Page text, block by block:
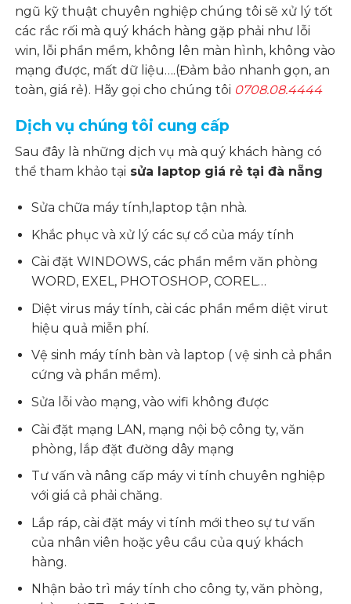
ngũ kỹ thuật chuyên nghiệp chúng tôi sẽ xử lý tốt
các rắc rối mà quý khách hàng gặp phải như lỗi
win, lỗi phần mềm, không lên màn hình, không vào
mạng được, mất dữ liệu….(Đảm bảo nhanh gọn, an
toàn, giá rẻ). Hãy gọi cho chúng tôi 0708.08.4444
Dịch vụ chúng tôi cung cấp
Sau đây là những dịch vụ mà quý khách hàng có
thể tham khảo tại sửa laptop giá rẻ tại đà nẵng
Sửa chữa máy tính,laptop tận nhà.
Khắc phục và xử lý các sự cổ của máy tính
Cài đặt WINDOWS, các phần mềm văn phòng
WORD, EXEL, PHOTOSHOP, COREL…
Diệt virus máy tính, cài các phần mềm diệt virut
hiệu quả miễn phí.
Vệ sinh máy tính bàn và laptop ( vệ sinh cả phần
cứng và phần mềm).
Sửa lỗi vào mạng, vào wifi không được
Cài đặt mạng LAN, mạng nội bộ công ty, văn
phòng, lắp đặt đường dây mạng
Tư vấn và nâng cấp máy vi tính chuyên nghiệp
với giá cả phải chăng.
Lắp ráp, cài đặt máy vi tính mới theo sự tư vấn
của nhân viên hoặc yêu cầu của quý khách
hàng.
Nhận bảo trì máy tính cho công ty, văn phòng,